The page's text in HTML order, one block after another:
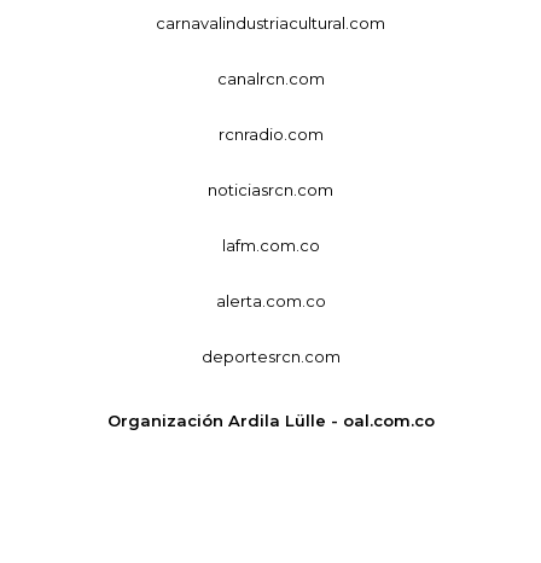
carnavalindustriacultural.com
canalrcn.com
rcnradio.com
noticiasrcn.com
lafm.com.co
alerta.com.co
deportesrcn.com
Organización Ardila Lülle - oal.com.co